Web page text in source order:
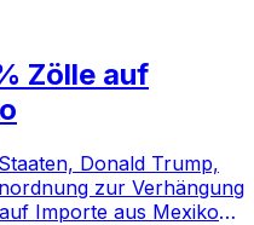
Zölle auf
Donald Trump,
zur Verhängung
Importe aus Mexiko